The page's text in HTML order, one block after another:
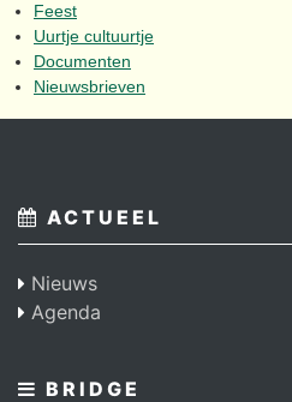
Feest
Uurtje cultuurtje
Documenten
Nieuwsbrieven
ACTUEEL
Nieuws
Agenda
BRIDGE